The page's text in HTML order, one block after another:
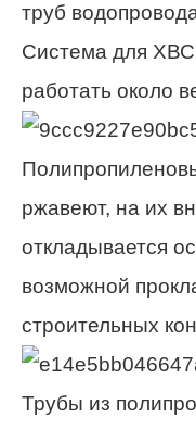
труб
Система для
работать около
ржавеют, на их
откладывается
возможной
строительных
Трубы из